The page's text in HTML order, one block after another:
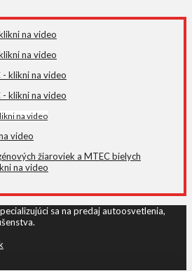
na video
na video
klikni na video
klikni na video
na video
video
žiaroviek a MTEC bielych
na video
sa na predaj autoosvetlenia,